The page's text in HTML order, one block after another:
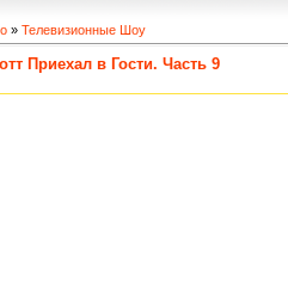
» Телевизионные Шоу
Приехал в Гости. Часть 9